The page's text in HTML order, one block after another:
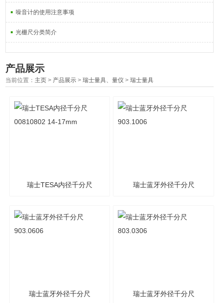
噪音计的使用注意事项
光栅尺分类简介
产品展示
当前位置： 主页 > 产品展示 >瑞士量具、量仪 >瑞士量具
瑞士TESA内径千分尺 瑞士蓝牙外径千分尺
瑞士蓝牙外径千分尺 瑞士蓝牙外径千分尺